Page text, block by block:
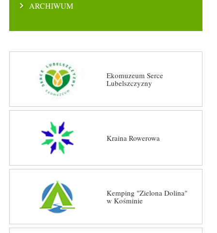
ARCHIWUM
Ekomuzeum Serce
Lubelszczyzny
Kraina Rowerowa
Kemping "Zielona Dolina"
w Kośminie